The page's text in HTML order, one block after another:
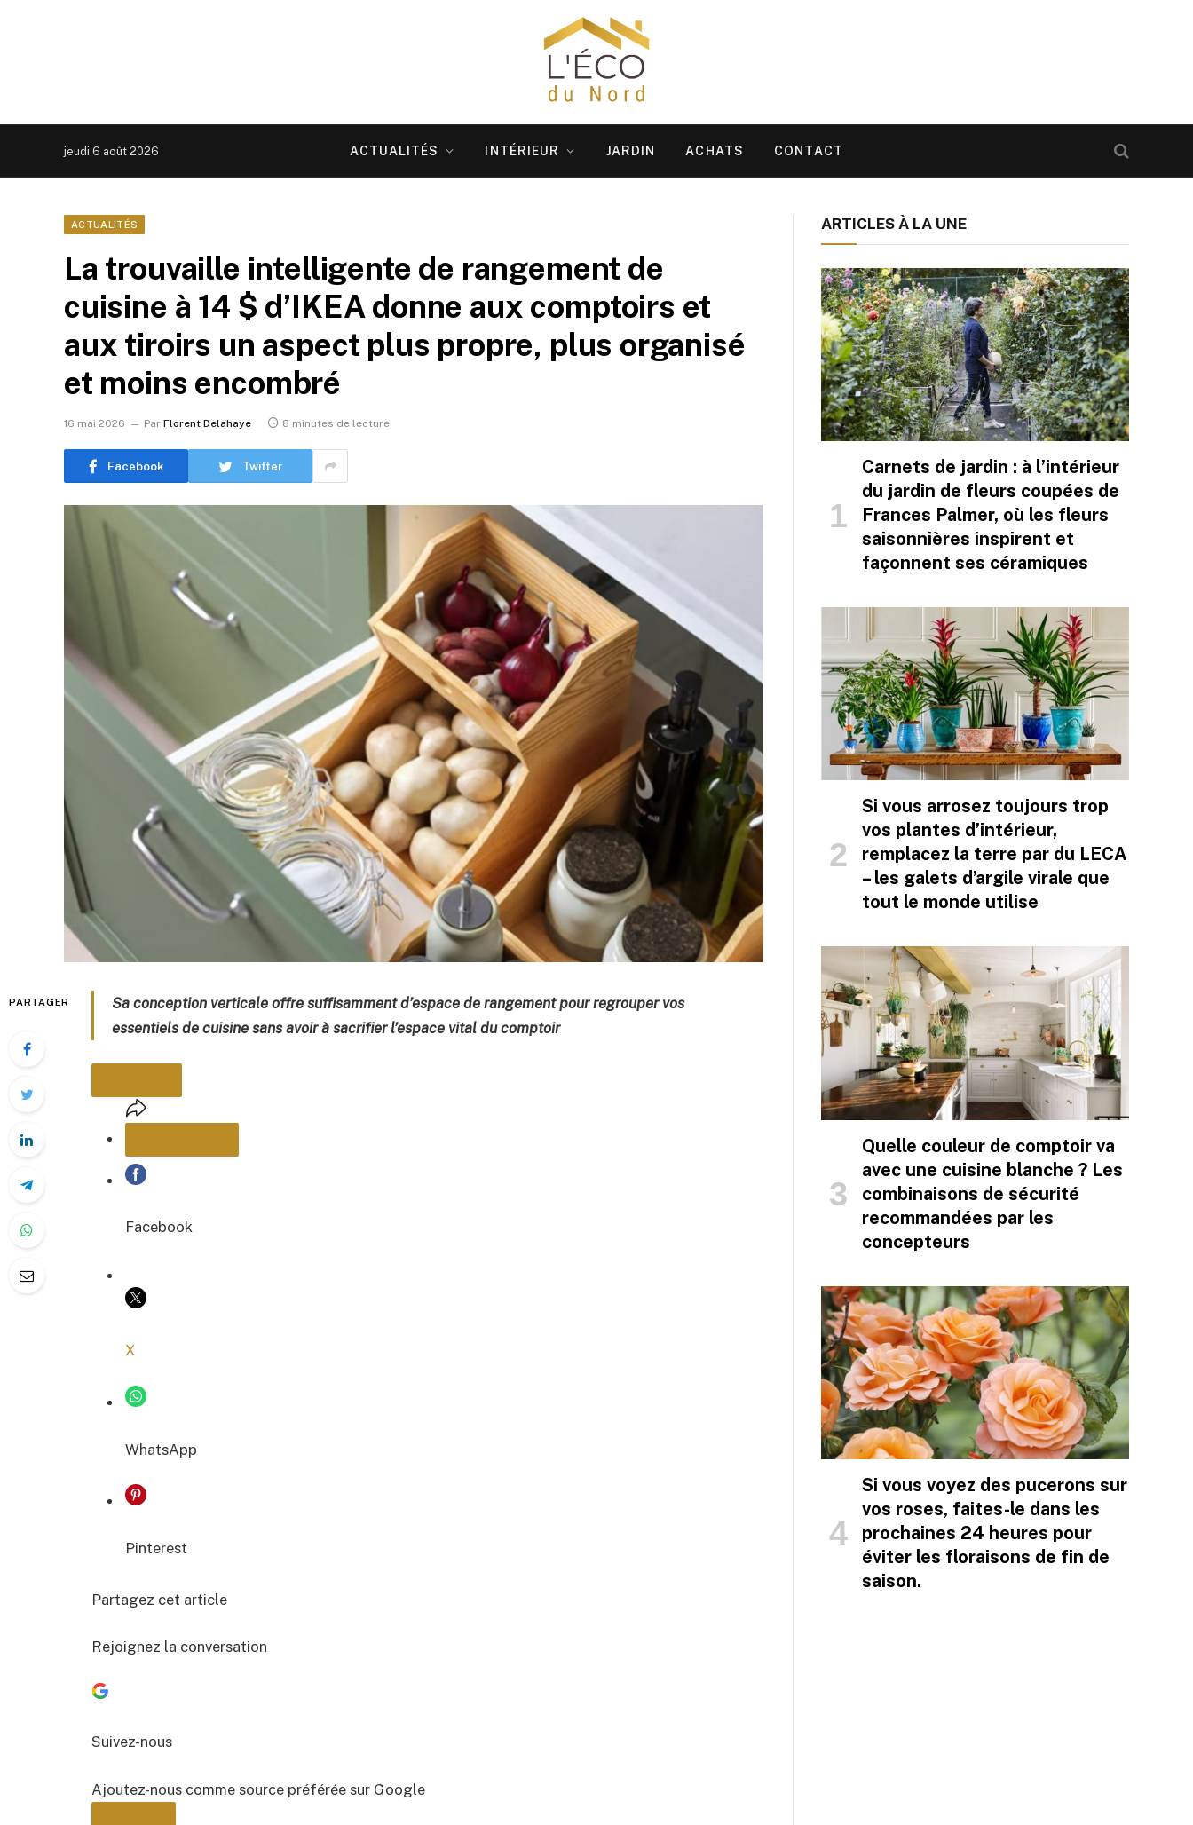
jeudi 6 août 2026 ACTUALITÉS INTÉRIEUR JARDIN ACHATS CONTACT
ACTUALITÉS
La trouvaille intelligente de rangement de
cuisine à 14 $ d’IKEA donne aux comptoirs et
aux tiroirs un aspect plus propre, plus organisé
et moins encombré
16 mai 2026 Par Florent Delahaye 8 minutes de lecture
Facebook Twitter
PARTAGER
Sa conception verticale offre suffisamment d’espace de rangement pour regrouper vos
essentiels de cuisine sans avoir à sacrifier l’espace vital du comptoir
PARTAGER
COPIER LE LIEN
Facebook
X
WhatsApp
Pinterest
Partagez cet article
Rejoignez la conversation
Suivez-nous
Ajoutez-nous comme source préférée sur Google
ARTICLES À LA UNE
Carnets de jardin : à l’intérieur
du jardin de fleurs coupées de
Frances Palmer, où les fleurs
saisonnières inspirent et
façonnent ses céramiques
Si vous arrosez toujours trop
vos plantes d’intérieur,
remplacez la terre par du LECA
– les galets d’argile virale que
tout le monde utilise
Quelle couleur de comptoir va
avec une cuisine blanche ? Les
combinaisons de sécurité
recommandées par les
concepteurs
Si vous voyez des pucerons sur
vos roses, faites-le dans les
prochaines 24 heures pour
éviter les floraisons de fin de
saison.